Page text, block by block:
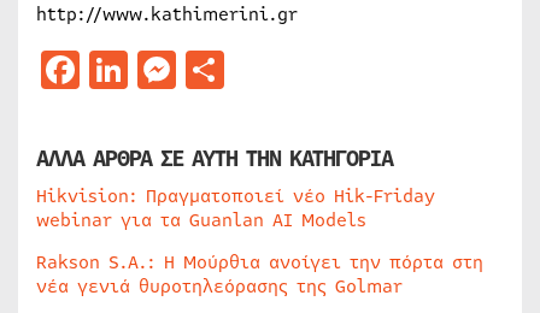
http://www.kathimerini.gr
Facebook
LinkedIn
Messenger
ΑΛΛΑ ΑΡΘΡΑ ΣΕ ΑΥΤΗ ΤΗΝ ΚΑΤΗΓΟΡΙΑ
Hikvision: Πραγματοποιεί νέο Hik-Friday
webinar για τα Guanlan AI Models
Rakson S.A.: Η Μούρθια ανοίγει την πόρτα στη
νέα γενιά θυροτηλεόρασης της Golmar